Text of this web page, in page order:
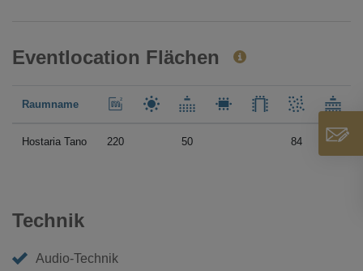
Eventlocation Flächen
Raumname
Hostaria Tano 220 50 84
Technik
Audio-Technik